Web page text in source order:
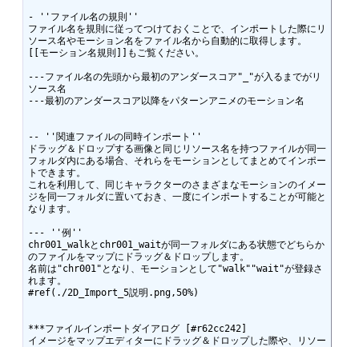
- ''ファイル名の規則''
ファイル名を規則に従ってつけておくことで、インポートした際にリ
ソース名やモーション名をファイル名から自動的に取得します。
[[モーション名規則]]もご覧ください。
---ファイル名の先頭から最初のアンダースコア"_"が入るまでがリ
ソース名
---最初のアンダースコア以降をパターンアニメのモーション名
-- ''関連ファイルの同時インポート''
ドラッグ＆ドロップする画像と同じリソース名を持つファイルが同一
フォルダ内にある場合、それらをモーションとしてまとめてインポー
トできます。
これを利用して、同じキャラクターのさまざまなモーションのイメー
ジを同一フォルダに置いておき、一度にインポートすることが可能と
なります。
--- ''例''
chr001_walkとchr001_waitが同一フォルダにある状態でどちらか
のファイルをマップにドラッグ＆ドロップします。
名前は"chr001"となり、モーションとして"walk""wait"が登録さ
れます。
#ref(./2D_Import_5説明.png,50%)
***ファイルインポートダイアログ [#r62cc242]
イメージをマップエディターにドラッグ＆ドロップした際や、リソー